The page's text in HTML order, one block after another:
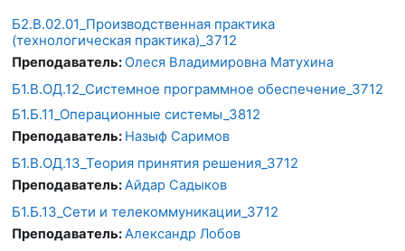
Б2.В.02.01_Производственная практика
(технологическая практика)_3712
Преподаватель:Олеся Владимировна Матухина
Б1.В.ОД.12_Системное программное обеспечение_3712
Б1.Б.11_Операционные системы_3812
Преподаватель: Назыф Саримов
Б1.В.ОД.13_Теория принятия решения_3712
Преподаватель:Айдар Садыков
Б1.Б.13_Сети и телекоммуникации_3712
Преподаватель:Александр Лобов